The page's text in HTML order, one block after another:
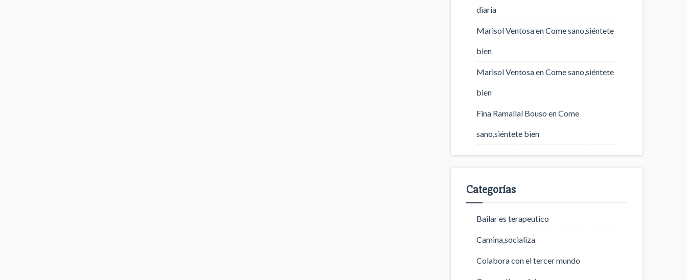
diaria
Marisol VentosaenCome sano,siéntete
bien
Marisol VentosaenCome sano,siéntete
bien
Fina Ramallal Bouso enCome
sano,siéntete bien
Categorías
Bailar es terapeutico
Camina,socializa
Colabora con el tercer mundo